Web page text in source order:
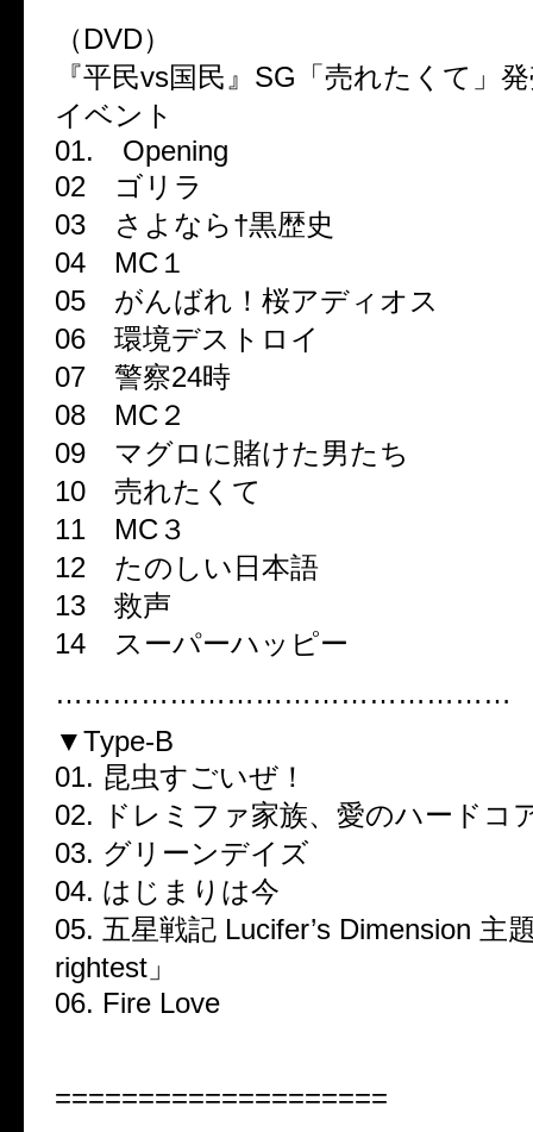
（DVD）
『平民vs国民』SG「売れたくて」
イベント
01. Opening
02 ゴリラ
03 さよなら†黒歴史
04 MC１
05 がんばれ！桜アディオス
06 環境デストロイ
07 警察24時
08 MC２
09 マグロに賭けた男たち
10 売れたくて
11 MC３
12 たのしい日本語
13 救声
14 スーパーハッピー
…………………………………………
▼Type-B
01. 昆虫すごいぜ！
02. ドレミファ家族、愛のハードコ
03. グリーンデイズ
04. はじまりは今
05. 五星戦記 Lucifer’s Dimension 主
rightest」
06. Fire Love
====================